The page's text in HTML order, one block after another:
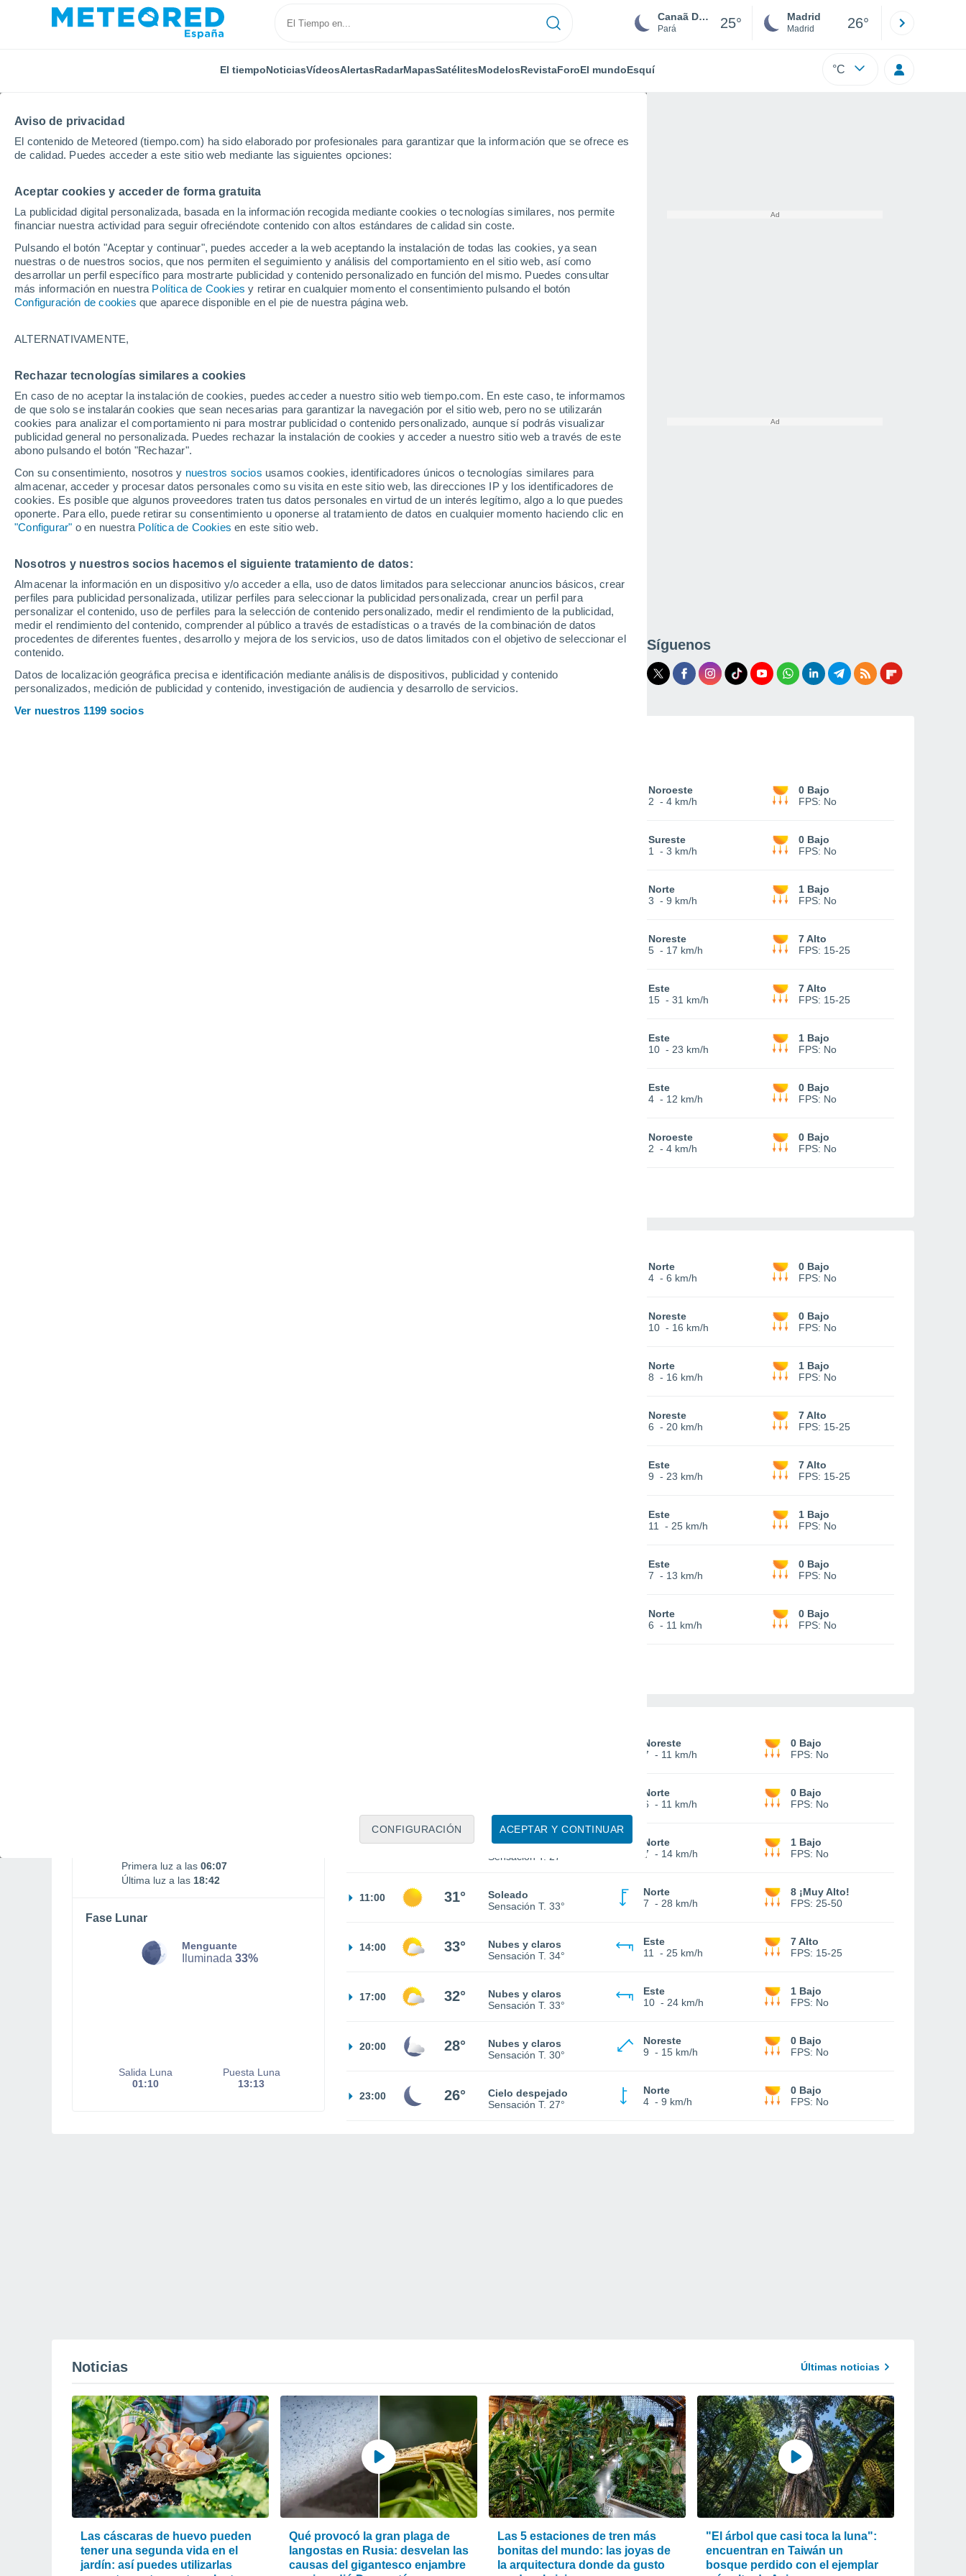
Aviso de privacidad
El contenido de Meteored (tiempo.com) ha sido elaborado por profesionales para garantizar que la información que se ofrece es
de calidad. Puedes acceder a este sitio web mediante las siguientes opciones:
Aceptar cookies y acceder de forma gratuita
La publicidad digital personalizada, basada en la información recogida mediante cookies o tecnologías similares, nos permite
financiar nuestra actividad para seguir ofreciéndote contenido con altos estándares de calidad sin coste.
Pulsando el botón "Aceptar y continuar", puedes acceder a la web aceptando la instalación de todas las cookies, ya sean
nuestras o de nuestros socios, que nos permiten el seguimiento y análisis del comportamiento en el sitio web, así como
desarrollar un perfil específico para mostrarte publicidad y contenido personalizado en función del mismo. Puedes consultar
más información en nuestra Política de Cookies y retirar en cualquier momento el consentimiento pulsando el botón
Configuración de cookies que aparece disponible en el pie de nuestra página web.
ALTERNATIVAMENTE,
Rechazar tecnologías similares a cookies
En caso de no aceptar la instalación de cookies, puedes acceder a nuestro sitio web tiempo.com. En este caso, te informamos
de que solo se instalarán cookies que sean necesarias para garantizar la navegación por el sitio web, pero no se utilizarán
cookies para analizar el comportamiento ni para mostrar publicidad o contenido personalizado, aunque sí podrás visualizar
publicidad general no personalizada. Puedes rechazar la instalación de cookies y acceder a nuestro sitio web a través de este
abono pulsando el botón "Rechazar".
Con su consentimiento, nosotros y nuestros socios usamos cookies, identificadores únicos o tecnologías similares para
almacenar, acceder y procesar datos personales como su visita en este sitio web, las direcciones IP y los identificadores de
cookies. Es posible que algunos proveedores traten tus datos personales en virtud de un interés legítimo, algo a lo que puedes
oponerte. Para ello, puede retirar su consentimiento u oponerse al tratamiento de datos en cualquier momento haciendo clic en
"Configurar" o en nuestra Política de Cookies en este sitio web.
Nosotros y nuestros socios hacemos el siguiente tratamiento de datos:
Almacenar la información en un dispositivo y/o acceder a ella, uso de datos limitados para seleccionar anuncios básicos, crear
perfiles para publicidad personalizada, utilizar perfiles para seleccionar la publicidad personalizada, crear un perfil para
personalizar el contenido, uso de perfiles para la selección de contenido personalizado, medir el rendimiento de la publicidad,
medir el rendimiento del contenido, comprender al público a través de estadísticas o a través de la combinación de datos
procedentes de diferentes fuentes, desarrollo y mejora de los servicios, uso de datos limitados con el objetivo de seleccionar el
contenido.
Datos de localización geográfica precisa e identificación mediante análisis de dispositivos, publicidad y contenido
personalizados, medición de publicidad y contenido, investigación de audiencia y desarrollo de servicios.
Ver nuestros 1199 socios
ACEPTAR Y CONTINUAR
CONFIGURACIÓN
Canaã Dos Carajás
Pará 25° Madrid
Madrid 26°
El tiempoNoticiasVídeosAlertasRadarMapasSatélitesModelosRevistaForoEl mundoEsquí °C
Inicio Brasil Estado de Pará Canaã Dos Carajás
El tiempo en Canaã Dos Carajás - PA por
horas
El Tiempo 1 - 7 días Por horas
Gráfica del tiempo por horas en Canaã Dos Carajás
SÍMBOLO TEMPERATURA VIENTO PRECIPITACIÓN
00 03 06 09 12 15 18 21 00 03 06 09 12 15 18 21 00 03 06 09 12 15 18 21 00
Miércoles5 Jueves6 Viernes7
22°
21°
24°
31°
33°
31°
26°
23°
22°
26°
33°
31°
24°
23°
33°
32°
Síguenos
Noroeste
2 - 4 km/h
0 Bajo
FPS: No
Sureste
1
- 3 km/h
0 Bajo
FPS: No
Norte
3 - 9 km/h
1 Bajo
FPS: No
Noreste
5 - 17 km/h
7 Alto
FPS: 15-25
Este
15 - 31 km/h
7 Alto
FPS: 15-25
Este
10 - 23 km/h
1 Bajo
FPS: No
Este
4 - 12 km/h
0 Bajo
FPS: No
Noroeste
2 - 4 km/h
0 Bajo
FPS: No
Norte
4 - 6 km/h
0 Bajo
FPS: No
Noreste
10 - 16 km/h
0 Bajo
FPS: No
Norte
8 - 16 km/h
1 Bajo
FPS: No
Noreste
6 - 20 km/h
7 Alto
FPS: 15-25
Este
9 - 23 km/h
7 Alto
FPS: 15-25
Este
11
- 25 km/h
1 Bajo
FPS: No
Este
7 - 13 km/h
0 Bajo
FPS: No
Norte
6 - 11 km/h
0 Bajo
FPS: No
Primera luz a las 06:07
Última luz a las 18:42
Fase Lunar
Menguante
Iluminada 33%
Salida Luna
01:10
Puesta Luna
13:13
Noreste
7 - 11 km/h
0 Bajo
FPS: No
Norte
6 - 11 km/h
0 Bajo
FPS: No
26°
Soleado
Sensación T. 27°
Norte
7 - 14 km/h
1 Bajo
FPS: No
11:00 31°
Soleado
Sensación T. 33°
Norte
7 - 28 km/h
8 ¡Muy Alto!
FPS: 25-50
14:00 33°
Nubes y claros
Sensación T. 34°
Este
11
- 25 km/h
7 Alto
FPS: 15-25
17:00 32°
Nubes y claros
Sensación T. 33°
Este
10 - 24 km/h
1 Bajo
FPS: No
20:00 28°
Nubes y claros
Sensación T. 30°
Noreste
9 - 15 km/h
0 Bajo
FPS: No
23:00 26°
Cielo despejado
Sensación T. 27°
Norte
4 - 9 km/h
0 Bajo
FPS: No
Noticias Últimas noticias
Las cáscaras de huevo pueden
tener una segunda vida en el
jardín: así puedes utilizarlas
Qué provocó la gran plaga de
langostas en Rusia: desvelan las
causas del gigantesco enjambre
Las 5 estaciones de tren más
bonitas del mundo: las joyas de
la arquitectura donde da gusto
"El árbol que casi toca la luna":
encuentran en Taiwán un
bosque perdido con el ejemplar